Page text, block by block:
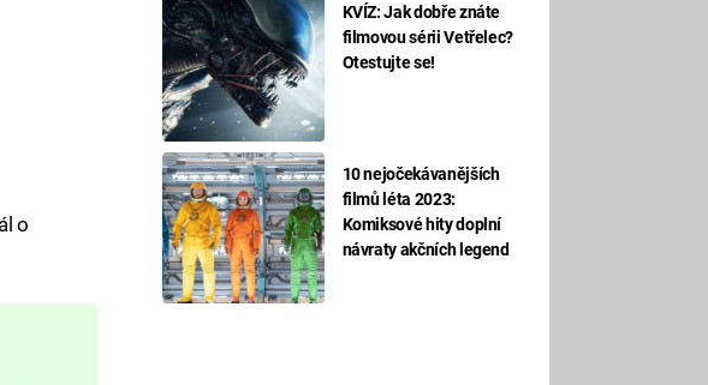
KVÍZ: Jak dobře znáte
filmovou sérii Vetřelec?
Otestujte se!
10 nejočekávanějších
filmů léta 2023:
Komiksové hity doplní
návraty akčních legend
o